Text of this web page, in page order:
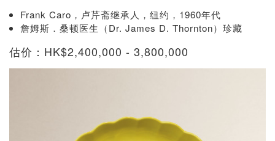
Frank Caro，卢芹斋继承人，纽约，1960年代
詹姆斯．桑顿医生（Dr. James D. Thornton）珍藏
估价：HK$2,400,000 - 3,800,000